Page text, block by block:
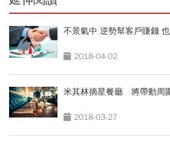
不景氣中 逆勢幫客戶賺錢
2018-04-02
米其林摘星餐廳 將帶動周
2018-03-27